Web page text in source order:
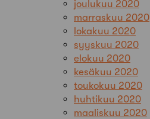
joulukuu 2020
marraskuu 2020
lokakuu 2020
syyskuu 2020
elokuu 2020
kesäkuu 2020
toukokuu 2020
huhtikuu 2020
maaliskuu 2020